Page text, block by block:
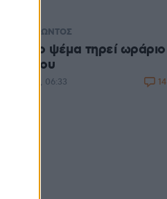
ΣΤΕΛΙΟΣ ΖΩΝΤΟΣ
Όταν το ψέμα τηρεί ωράριο
γραφείου
07.08.2026, 06:33 14